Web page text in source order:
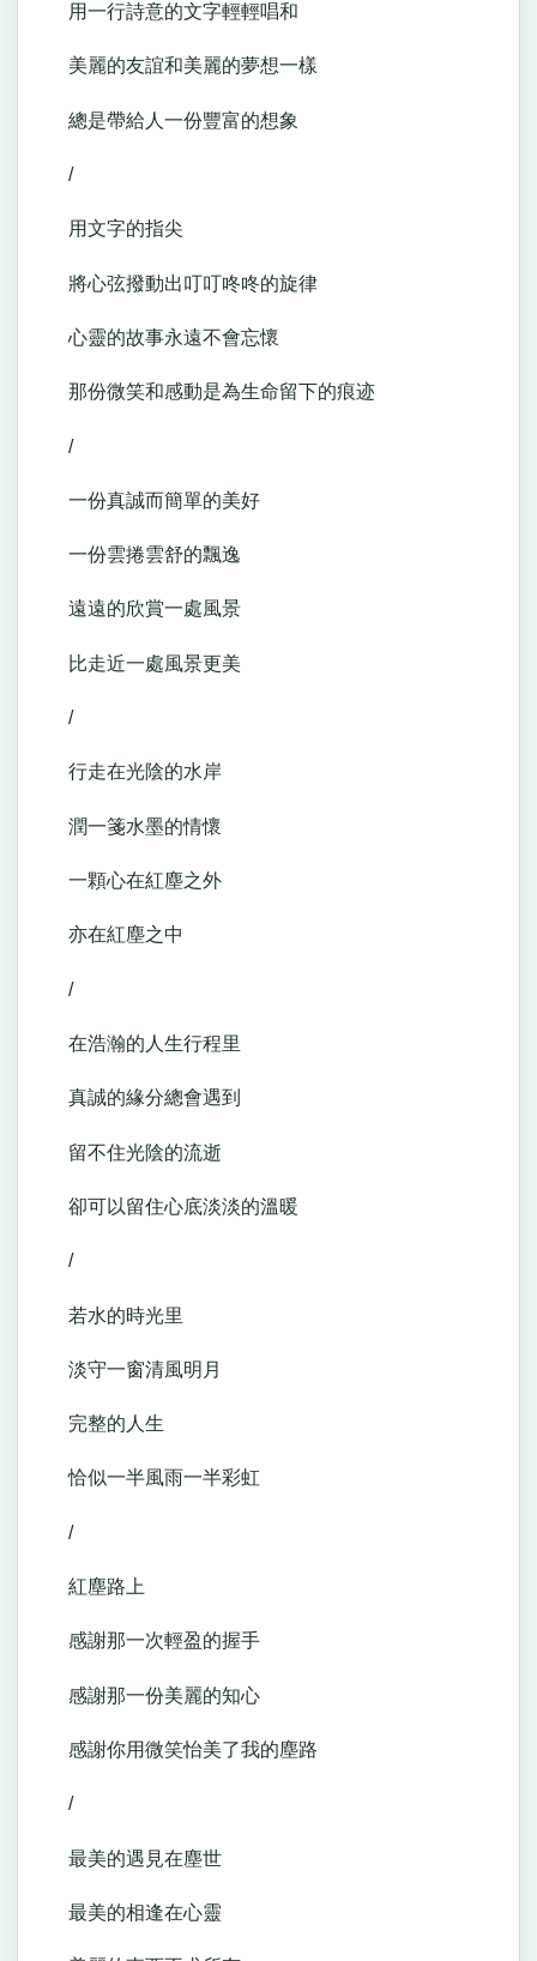
用一行詩意的文字輕輕唱和
美麗的友誼和美麗的夢想一樣
總是帶給人一份豐富的想象
/
用文字的指尖
將心弦撥動出叮叮咚咚的旋律
心靈的故事永遠不會忘懷
那份微笑和感動是為生命留下的痕迹
/
一份真誠而簡單的美好
一份雲捲雲舒的飄逸
遠遠的欣賞一處風景
比走近一處風景更美
/
行走在光陰的水岸
潤一箋水墨的情懷
一顆心在紅塵之外
亦在紅塵之中
/
在浩瀚的人生行程里
真誠的緣分總會遇到
留不住光陰的流逝
卻可以留住心底淡淡的溫暖
/
若水的時光里
淡守一窗清風明月
完整的人生
恰似一半風雨一半彩虹
/
紅塵路上
感謝那一次輕盈的握手
感謝那一份美麗的知心
感謝你用微笑怡美了我的塵路
/
最美的遇見在塵世
最美的相逢在心靈